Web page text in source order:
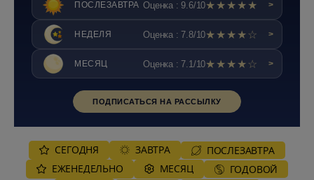
ПОСЛЕЗАВТРА Оценка : 9.6/10★★★★★ >
НЕДЕЛЯ Оценка : 7.8/10★★★★☆ >
МЕСЯЦ Оценка : 7.1/10★★★★☆ >
ПОДПИСАТЬСЯ НА РАССЫЛКУ
СЕГОДНЯ ЗАВТРА
ПОСЛЕЗАВТРА
ЕЖЕНЕДЕЛЬНО
MЕСЯЦ
ГОДОВОЙ